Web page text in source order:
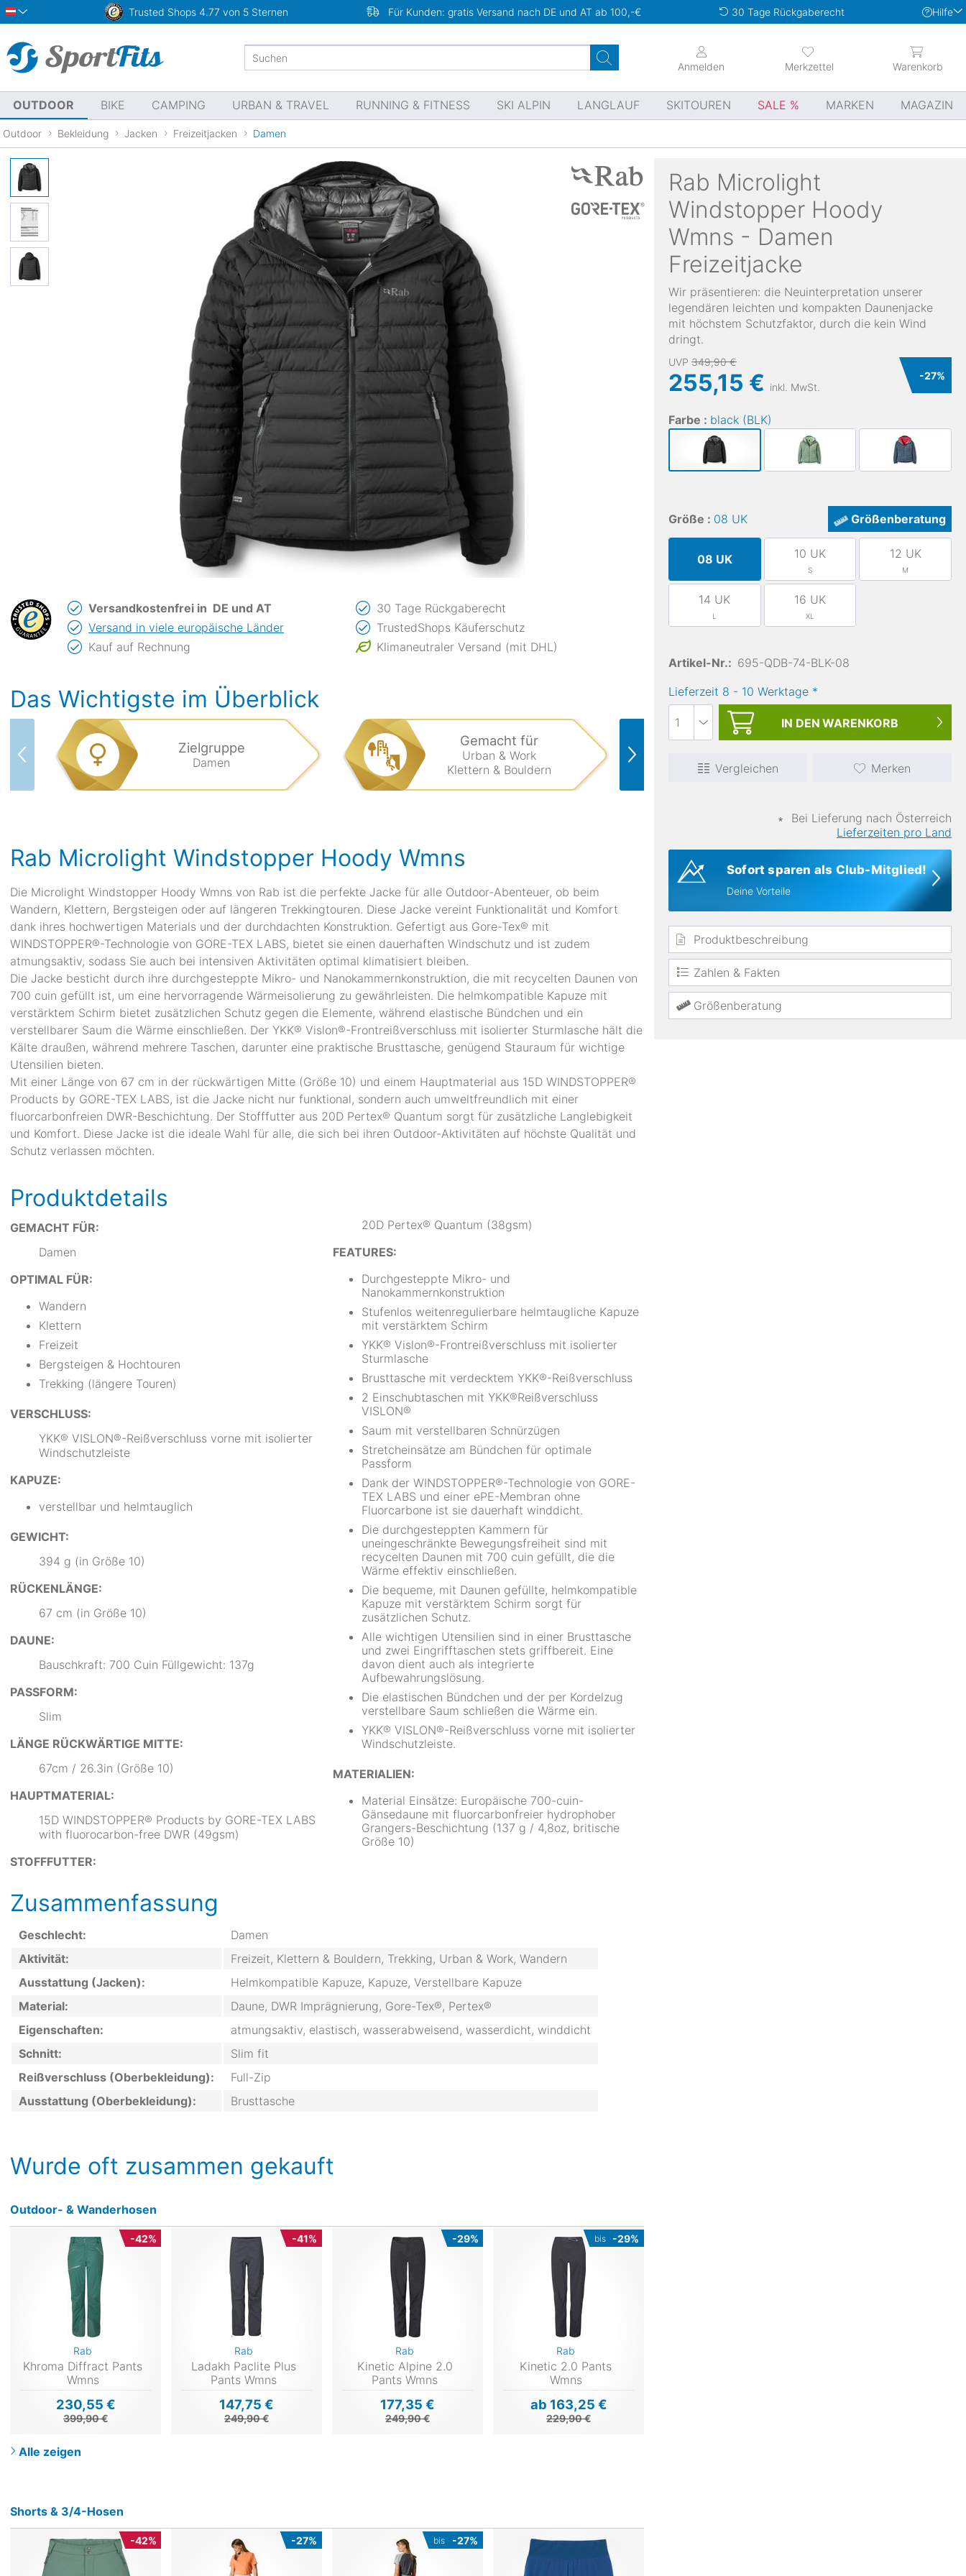
Österreich Trusted Shops 4.77 von 5 Sternen Für Kunden: gratis Versand nach DE und AT ab 100,-€ 30 Tage Rückgaberecht Hilfe
Merkzettel
Anmelden Warenkorb
OUTDOOR BIKE CAMPING URBAN & TRAVEL RUNNING & FITNESS SKI ALPIN LANGLAUF SKITOUREN SALE MARKEN MAGAZIN
Outdoor Bekleidung Jacken Freizeitjacken Damen
Rab Microlight
Windstopper Hoody
Wmns - Damen
Freizeitjacke
Wir präsentieren: die Neuinterpretation unserer
legendären leichten und kompakten Daunenjacke
mit höchstem Schutzfaktor, durch die kein Wind
dringt.
UVP 349,90 €
255,15 € inkl. MwSt.
-27%
Farbe : black (BLK)
Größe : 08 UK Größenberatung
08 UK 10 UK
S
12 UK
M
14 UK
L
16 UK
XL
Artikel-Nr.: 695-QDB-74-BLK-08
Lieferzeit 8 - 10 Werktage *
IN DEN WARENKORB
Vergleichen Merken
∗
Bei Lieferung nach Österreich
Lieferzeiten pro Land
Sofort sparen als Club-Mitglied!
Deine Vorteile
Produktbeschreibung
Zahlen & Fakten
Größenberatung
Versandkostenfrei in DE und AT
Versand in viele europäische Länder
Kauf auf Rechnung
30 Tage Rückgaberecht
TrustedShops Käuferschutz
Klimaneutraler Versand (mit DHL)
Das Wichtigste im Überblick
Zielgruppe
Damen
Gemacht für
Urban & Work
Klettern & Bouldern
Verstellbare Kapuze
Rab Microlight Windstopper Hoody Wmns
Die Microlight Windstopper Hoody Wmns von Rab ist die perfekte Jacke für alle Outdoor-Abenteuer, ob beim
Wandern, Klettern, Bergsteigen oder auf längeren Trekkingtouren. Diese Jacke vereint Funktionalität und Komfort
dank ihres hochwertigen Materials und der durchdachten Konstruktion. Gefertigt aus Gore-Tex® mit
WINDSTOPPER®-Technologie von GORE-TEX LABS, bietet sie einen dauerhaften Windschutz und ist zudem
atmungsaktiv, sodass Sie auch bei intensiven Aktivitäten optimal klimatisiert bleiben.
Die Jacke besticht durch ihre durchgesteppte Mikro- und Nanokammernkonstruktion, die mit recycelten Daunen von
700 cuin gefüllt ist, um eine hervorragende Wärmeisolierung zu gewährleisten. Die helmkompatible Kapuze mit
verstärktem Schirm bietet zusätzlichen Schutz gegen die Elemente, während elastische Bündchen und ein
verstellbarer Saum die Wärme einschließen. Der YKK® Vislon®-Frontreißverschluss mit isolierter Sturmlasche hält die
Kälte draußen, während mehrere Taschen, darunter eine praktische Brusttasche, genügend Stauraum für wichtige
Utensilien bieten.
Mit einer Länge von 67 cm in der rückwärtigen Mitte (Größe 10) und einem Hauptmaterial aus 15D WINDSTOPPER®
Products by GORE-TEX LABS, ist die Jacke nicht nur funktional, sondern auch umweltfreundlich mit einer
fluorcarbonfreien DWR-Beschichtung. Der Stofffutter aus 20D Pertex® Quantum sorgt für zusätzliche Langlebigkeit
und Komfort. Diese Jacke ist die ideale Wahl für alle, die sich bei ihren Outdoor-Aktivitäten auf höchste Qualität und
Schutz verlassen möchten.
Produktdetails
GEMACHT FÜR:
Damen
OPTIMAL FÜR:
Wandern
Klettern
Freizeit
Bergsteigen & Hochtouren
Trekking (längere Touren)
VERSCHLUSS:
YKK® VISLON®-Reißverschluss vorne mit isolierter
Windschutzleiste
KAPUZE:
verstellbar und helmtauglich
GEWICHT:
394 g (in Größe 10)
RÜCKENLÄNGE:
67 cm (in Größe 10)
DAUNE:
Bauschkraft: 700 Cuin Füllgewicht: 137g
PASSFORM:
Slim
LÄNGE RÜCKWÄRTIGE MITTE:
67cm / 26.3in (Größe 10)
HAUPTMATERIAL:
15D WINDSTOPPER® Products by GORE-TEX LABS
with fluorocarbon-free DWR (49gsm)
STOFFFUTTER:
20D Pertex® Quantum (38gsm)
FEATURES:
Durchgesteppte Mikro- und
Nanokammernkonstruktion
Stufenlos weitenregulierbare helmtaugliche Kapuze
mit verstärktem Schirm
YKK® Vislon®-Frontreißverschluss mit isolierter
Sturmlasche
Brusttasche mit verdecktem YKK®-Reißverschluss
2 Einschubtaschen mit YKK®­Reißverschluss
VISLON®
Saum mit verstellbaren Schnürzügen
Stretcheinsätze am Bündchen für optimale
Passform
Dank der WINDSTOPPER®-Technologie von GORE-
TEX LABS und einer ePE-Membran ohne
Fluorcarbone ist sie dauerhaft winddicht.
Die durchgesteppten Kammern für
uneingeschränkte Bewegungsfreiheit sind mit
recycelten Daunen mit 700 cuin gefüllt, die die
Wärme effektiv einschließen.
Die bequeme, mit Daunen gefüllte, helmkompatible
Kapuze mit verstärktem Schirm sorgt für
zusätzlichen Schutz.
Alle wichtigen Utensilien sind in einer Brusttasche
und zwei Eingrifftaschen stets griffbereit. Eine
davon dient auch als integrierte
Aufbewahrungslösung.
Die elastischen Bündchen und der per Kordelzug
verstellbare Saum schließen die Wärme ein.
YKK® VISLON®-Reißverschluss vorne mit isolierter
Windschutzleiste.
MATERIALIEN:
Material Einsätze: Europäische 700-cuin-
Gänsedaune mit fluorcarbonfreier hydrophober
Grangers-Beschichtung (137 g / 4,8oz, britische
Größe 10)
Zusammenfassung
Geschlecht:
Damen
Aktivität:
Freizeit, Klettern & Bouldern, Trekking, Urban & Work, Wandern
Ausstattung (Jacken):
Helmkompatible Kapuze, Kapuze, Verstellbare Kapuze
Material:
Daune, DWR Imprägnierung, Gore-Tex®, Pertex®
Eigenschaften:
atmungsaktiv, elastisch, wasserabweisend, wasserdicht, winddicht
Schnitt:
Slim fit
Reißverschluss (Oberbekleidung):
Full-Zip
Ausstattung (Oberbekleidung):
Brusttasche
Wurde oft zusammen gekauft
Outdoor- & Wanderhosen
-42%
Rab
Khroma Diffract Pants
Wmns
230,55 €
399,90 €
-41%
Rab
Ladakh Paclite Plus
Pants Wmns
147,75 €
249,90 €
-29%
Rab
Kinetic Alpine 2.0
Pants Wmns
177,35 €
249,90 €
bis -29%
Rab
Kinetic 2.0 Pants
Wmns
ab 163,25 €
229,90 €
Alle zeigen
Shorts & 3/4-Hosen
-42% -27% bis -27%